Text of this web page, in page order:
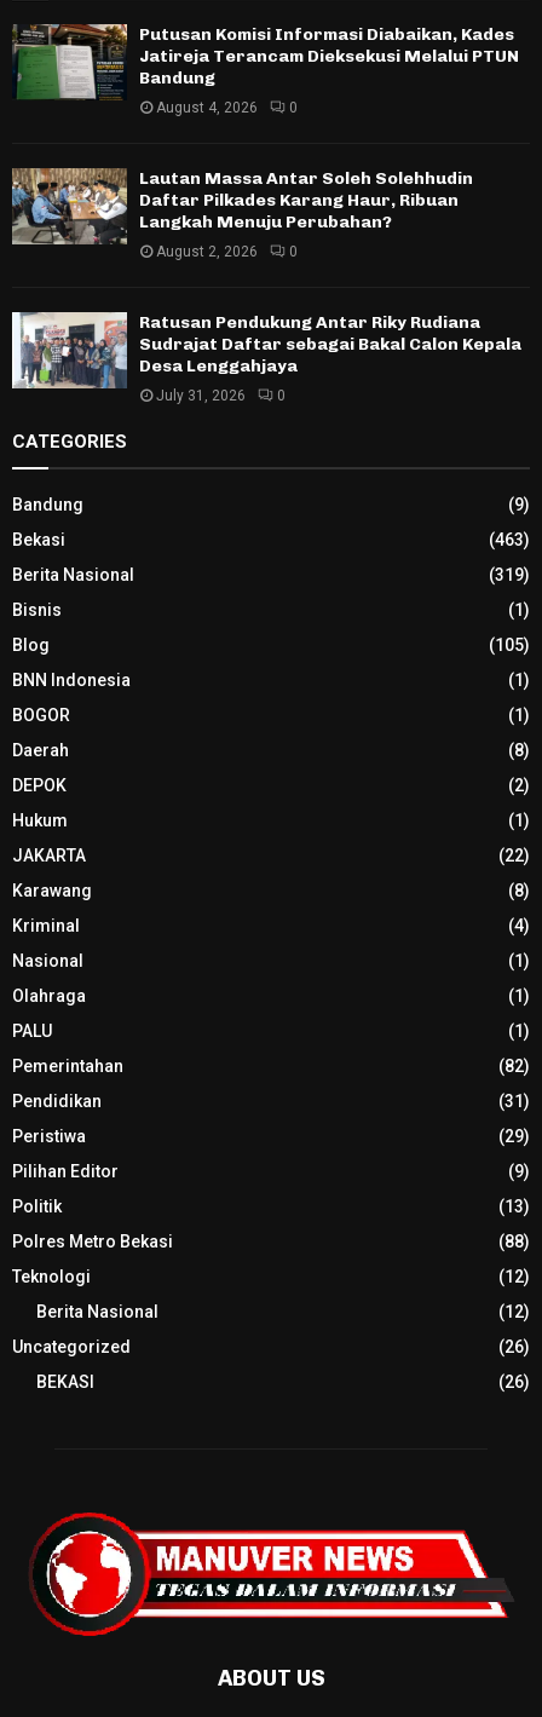
Putusan Komisi Informasi Diabaikan, Kades
Jatireja Terancam Dieksekusi Melalui PTUN
Bandung
August 4, 2026 0
Lautan Massa Antar Soleh Solehhudin
Daftar Pilkades Karang Haur, Ribuan
Langkah Menuju Perubahan?
August 2, 2026 0
Ratusan Pendukung Antar Riky Rudiana
Sudrajat Daftar sebagai Bakal Calon Kepala
Desa Lenggahjaya
July 31, 2026 0
CATEGORIES
Bandung
(9)
Bekasi
(463)
Berita Nasional
(319)
Bisnis
(1)
Blog
(105)
BNN Indonesia
(1)
BOGOR
(1)
Daerah
(8)
DEPOK
(2)
Hukum
(1)
JAKARTA
(22)
Karawang
(8)
Kriminal
(4)
Nasional
(1)
Olahraga
(1)
PALU
(1)
Pemerintahan
(82)
Pendidikan
(31)
Peristiwa
(29)
Pilihan Editor
(9)
Politik
(13)
Polres Metro Bekasi
(88)
Teknologi
(12)
Berita Nasional
(12)
Uncategorized
(26)
BEKASI
(26)
ABOUT US